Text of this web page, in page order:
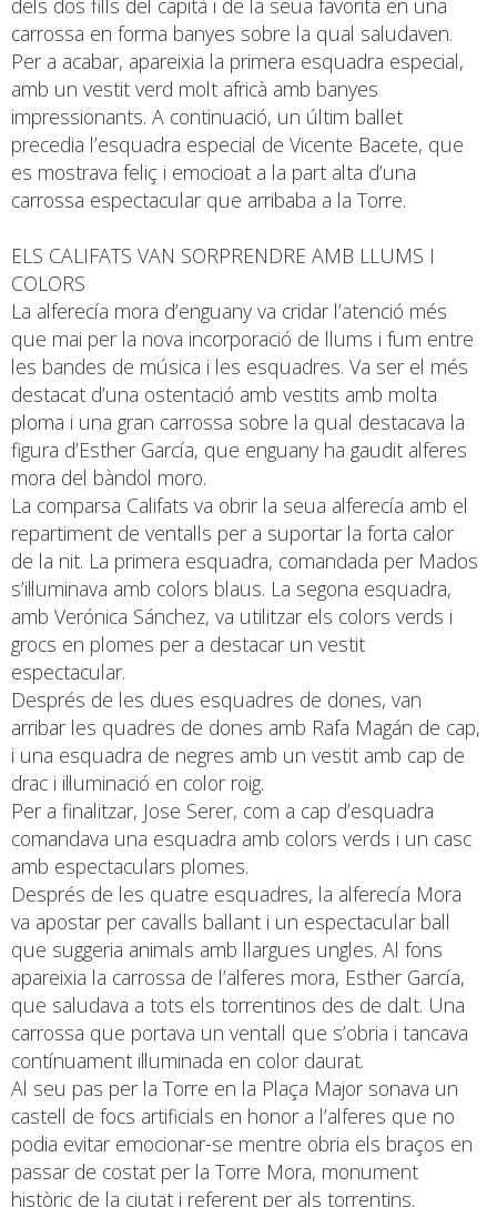
carrossa en forma banyes sobre la qual saludaven.
Per a acabar, apareixia la primera esquadra especial,
amb un vestit verd molt africà amb banyes
impressionants. A continuació, un últim ballet
precedia l’esquadra especial de Vicente Bacete, que
es mostrava feliç i emocioat a la part alta d’una
carrossa espectacular que arribaba a la Torre.
ELS CALIFATS VAN SORPRENDRE AMB LLUMS I
COLORS
La alferecía mora d’enguany va cridar l’atenció més
que mai per la nova incorporació de llums i fum entre
les bandes de música i les esquadres. Va ser el més
destacat d’una ostentació amb vestits amb molta
ploma i una gran carrossa sobre la qual destacava la
figura d’Esther García, que enguany ha gaudit alferes
mora del bàndol moro.
La comparsa Califats va obrir la seua alferecía amb el
repartiment de ventalls per a suportar la forta calor
de la nit. La primera esquadra, comandada per Mados
s’il·luminava amb colors blaus. La segona esquadra,
amb Verónica Sánchez, va utilitzar els colors verds i
grocs en plomes per a destacar un vestit
espectacular.
Després de les dues esquadres de dones, van
arribar les quadres de dones amb Rafa Magán de cap,
i una esquadra de negres amb un vestit amb cap de
drac i il·luminació en color roig.
Per a finalitzar, Jose Serer, com a cap d’esquadra
comandava una esquadra amb colors verds i un casc
amb espectaculars plomes.
Després de les quatre esquadres, la alferecía Mora
va apostar per cavalls ballant i un espectacular ball
que suggeria animals amb llargues ungles. Al fons
apareixia la carrossa de l’alferes mora, Esther García,
que saludava a tots els torrentinos des de dalt. Una
carrossa que portava un ventall que s’obria i tancava
contínuament il·luminada en color daurat.
Al seu pas per la Torre en la Plaça Major sonava un
castell de focs artificials en honor a l’alferes que no
podia evitar emocionar-se mentre obria els braços en
passar de costat per la Torre Mora, monument
històric de la ciutat i referent per als torrentins.